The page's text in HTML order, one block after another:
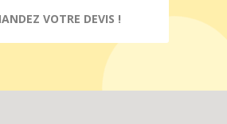
VOTRE DEVIS !